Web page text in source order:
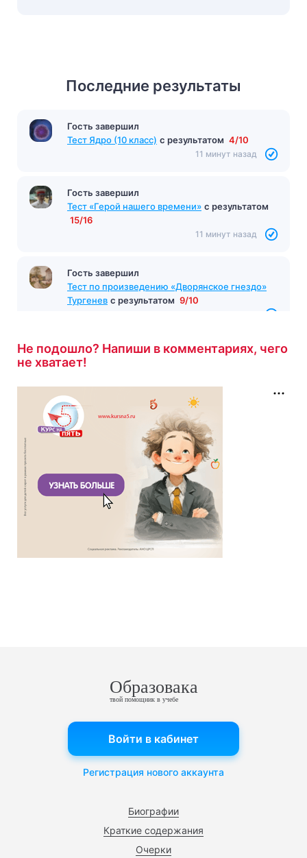
Последние результаты
Гость завершил
Тест Ядро (10 класс) с результатом 4/10
11 минут назад
Гость завершил
Тест «Герой нашего времени» с результатом
15/16
11 минут назад
Гость завершил
Тест по произведению «Дворянское гнездо»
Тургенев с результатом 9/10
Не подошло? Напиши в комментариях, чего
не хватает!
Образовака
твой помощник в учебе
Биографии
Краткие содержания
Очерки
Войти в кабинет
Регистрация нового аккаунта